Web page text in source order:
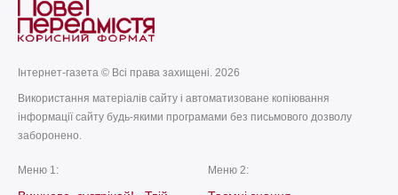
Інтернет-газета © Всі права захищені. 2026
Використання матеріалів сайту і автоматизоване копіювання
інформації сайту будь-якими програмами без письмового дозволу
заборонено.
Меню 1: Меню 2: